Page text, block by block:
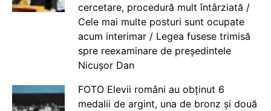
cercetare, procedură mult întârziată /
Cele mai multe posturi sunt ocupate
acum interimar / Legea fusese trimisă
spre reexaminare de președintele
Nicușor Dan
FOTO Elevii români au obținut 6
medalii de argint, una de bronz și două